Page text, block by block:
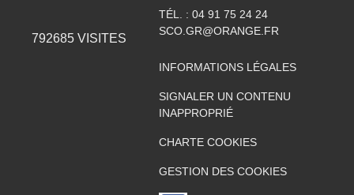
792685 VISITES
TÉL. : 04 91 75 24 24
SCO.GR@ORANGE.FR
INFORMATIONS LÉGALES
SIGNALER UN CONTENU
INAPPROPRIÉ
CHARTE COOKIES
GESTION DES COOKIES